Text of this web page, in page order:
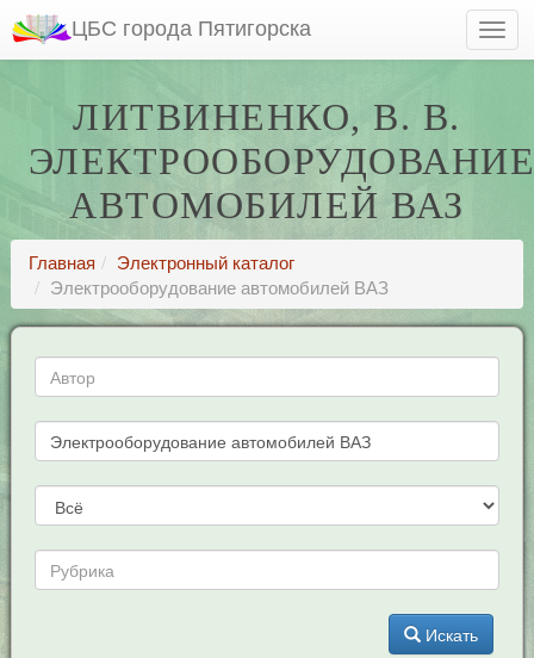
ЦБС города Пятигорска
ЛИТВИНЕНКО, В. В.
АВТОМОБИЛЕЙ ВАЗ
Главная
Электронный каталог
Электрооборудование автомобилей ВАЗ
Искать